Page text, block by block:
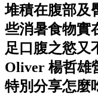
堆積在腹部及
些消暑食物實
足口腹之慾又
Oliver 楊哲雄
特別分享怎麼